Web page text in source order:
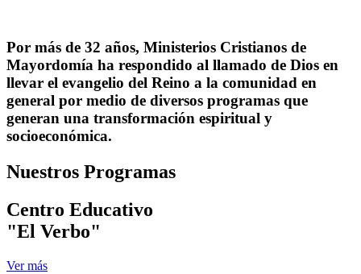
Por más de 32 años, Ministerios Cristianos de
Mayordomía ha respondido al llamado de Dios en
llevar el evangelio del Reino a la comunidad en
general por medio de diversos programas que
generan una transformación espiritual y
socioeconómica.
Nuestros Programas
Centro Educativo
"El Verbo"
Ver más